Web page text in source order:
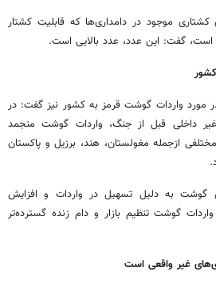
کشتاری موجود در دامداری‌ها که قابلیت کشتار
مورد واردات گوشت قرمز به کشور نیز گفت: در
داخلی قبل از جنگ، واردات گوشت منجمد
ازجمله مغولستان، هند، برزیل و پاکستان
گوشت به دلیل تسهیل در واردات و افزایش
واردات گوشت تنظیم بازار و دام زنده گسترده‌تر
غیر واقعی است